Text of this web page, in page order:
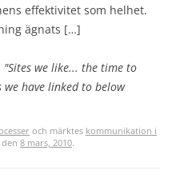
effektivitet som helhet.
ägnats […]
"Sites we like... the time to
have linked to below
och märktes kommunikation i
den 8 mars, 2010.